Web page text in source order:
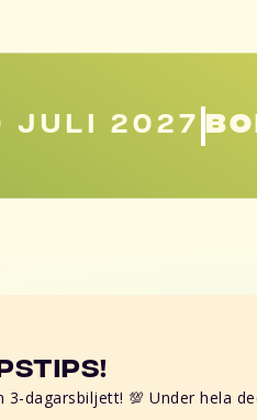
JULI 2027
3-dagarsbiljett! 💯 Under hela